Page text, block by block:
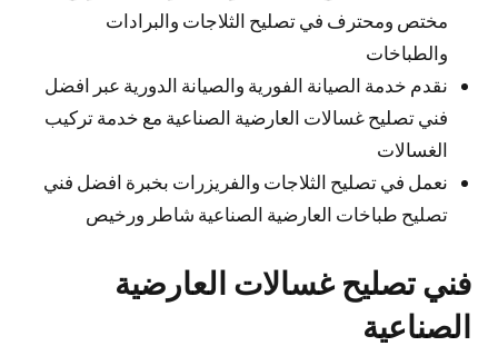
مختص ومحترف في تصليح الثلاجات والبرادات
والطباخات
نقدم خدمة الصيانة الفورية والصيانة الدورية عبر افضل
فني تصليح غسالات العارضية الصناعية مع خدمة تركيب
الغسالات
نعمل في تصليح الثلاجات والفريزرات بخبرة افضل فني
تصليح طباخات العارضية الصناعية شاطر ورخيص
فني تصليح غسالات العارضية
الصناعية